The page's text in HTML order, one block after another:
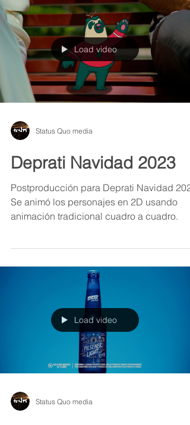
Load video
Status Quo media
Deprati Navidad 2023
Postproducción para Deprati Navidad
Se animó los personajes en 2D usando
animación tradicional cuadro a cuadro.
Load video
Status Quo media